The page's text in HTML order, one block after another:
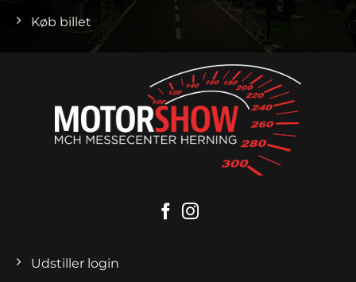
Køb billet
Udstiller login